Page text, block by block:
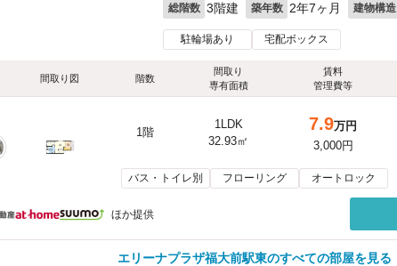
総階数 3階建 築年数 2年7ヶ月 建物構造
駐輪場あり 宅配ボックス
間取り図 階数
間取り
専有面積
賃料
管理費等
1階
1LDK
32.93㎡
7.9万円
3,000円
バス・トイレ別 フローリング オートロック
ほか提供
エリーナプラザ福大前駅東のすべての部屋を見る